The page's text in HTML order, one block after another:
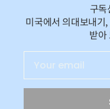
구독
미국에서 의대보내기
받아